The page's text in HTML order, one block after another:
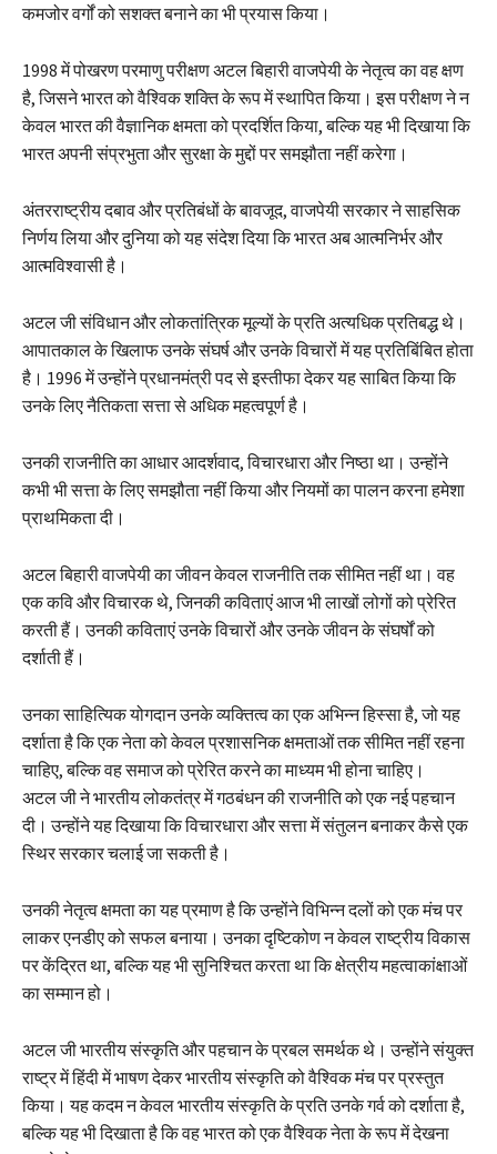
कमजोर वर्गों को सशक्त बनाने का भी प्रयास किया।
1998 में पोखरण परमाणु परीक्षण अटल बिहारी वाजपेयी के नेतृत्व का वह क्षण
है, जिसने भारत को वैश्विक शक्ति के रूप में स्थापित किया। इस परीक्षण ने न
केवल भारत की वैज्ञानिक क्षमता को प्रदर्शित किया, बल्कि यह भी दिखाया कि
भारत अपनी संप्रभुता और सुरक्षा के मुद्दों पर समझौता नहीं करेगा।
अंतरराष्ट्रीय दबाव और प्रतिबंधों के बावजूद, वाजपेयी सरकार ने साहसिक
निर्णय लिया और दुनिया को यह संदेश दिया कि भारत अब आत्मनिर्भर और
आत्मविश्वासी है।
अटल जी संविधान और लोकतांत्रिक मूल्यों के प्रति अत्यधिक प्रतिबद्ध थे।
आपातकाल के खिलाफ उनके संघर्ष और उनके विचारों में यह प्रतिबिंबित होता
है। 1996 में उन्होंने प्रधानमंत्री पद से इस्तीफा देकर यह साबित किया कि
उनके लिए नैतिकता सत्ता से अधिक महत्वपूर्ण है।
उनकी राजनीति का आधार आदर्शवाद, विचारधारा और निष्ठा था। उन्होंने
कभी भी सत्ता के लिए समझौता नहीं किया और नियमों का पालन करना हमेशा
प्राथमिकता दी।
अटल बिहारी वाजपेयी का जीवन केवल राजनीति तक सीमित नहीं था। वह
एक कवि और विचारक थे, जिनकी कविताएं आज भी लाखों लोगों को प्रेरित
करती हैं। उनकी कविताएं उनके विचारों और उनके जीवन के संघर्षों को
दर्शाती हैं।
उनका साहित्यिक योगदान उनके व्यक्तित्व का एक अभिन्न हिस्सा है, जो यह
दर्शाता है कि एक नेता को केवल प्रशासनिक क्षमताओं तक सीमित नहीं रहना
चाहिए, बल्कि वह समाज को प्रेरित करने का माध्यम भी होना चाहिए।
अटल जी ने भारतीय लोकतंत्र में गठबंधन की राजनीति को एक नई पहचान
दी। उन्होंने यह दिखाया कि विचारधारा और सत्ता में संतुलन बनाकर कैसे एक
स्थिर सरकार चलाई जा सकती है।
उनकी नेतृत्व क्षमता का यह प्रमाण है कि उन्होंने विभिन्न दलों को एक मंच पर
लाकर एनडीए को सफल बनाया। उनका दृष्टिकोण न केवल राष्ट्रीय विकास
पर केंद्रित था, बल्कि यह भी सुनिश्चित करता था कि क्षेत्रीय महत्वाकांक्षाओं
का सम्मान हो।
अटल जी भारतीय संस्कृति और पहचान के प्रबल समर्थक थे। उन्होंने संयुक्त
राष्ट्र में हिंदी में भाषण देकर भारतीय संस्कृति को वैश्विक मंच पर प्रस्तुत
किया। यह कदम न केवल भारतीय संस्कृति के प्रति उनके गर्व को दर्शाता है,
बल्कि यह भी दिखाता है कि वह भारत को एक वैश्विक नेता के रूप में देखना